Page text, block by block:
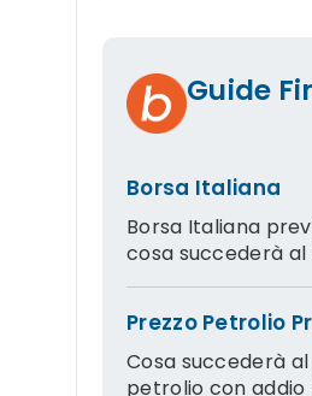
Guide
Borsa Italiana
Borsa Italiana
cosa succederà al
Prezzo Petrolio
Cosa succederà
petrolio con addio